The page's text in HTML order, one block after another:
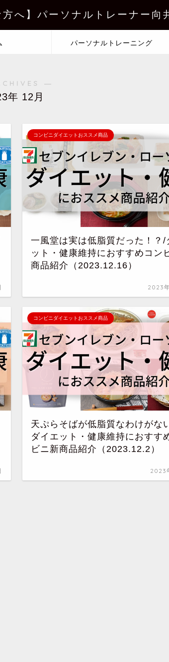
方へ】パーソナルトレーナー向
パーソナルトレーニング
―
年 12月
コンビニダイエットおススメ商品
一風堂は実は低脂質だった！？/
ット・健康維持におすすめコン
商品紹介（2023.12.16）
2023
コンビニダイエットおススメ商品
天ぷらそばが低脂質なわけがな
ダイエット・健康維持におすす
ビニ新商品紹介（2023.12.2）
2023